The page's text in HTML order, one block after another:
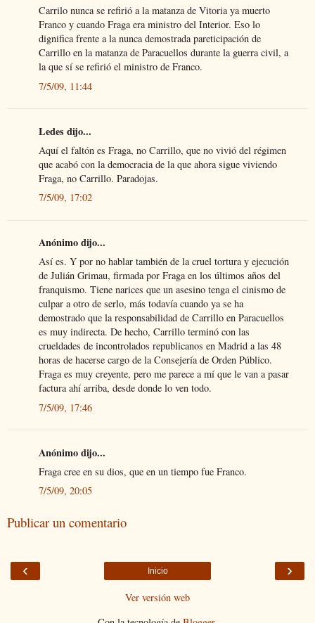
Carrilo nunca se refirió a la matanza de Vitoria ya muerto
Franco y cuando Fraga era ministro del Interior. Eso lo
dignifica frente a la nunca demostrada pareticipación de
Carrillo en la matanza de Paracuellos durante la guerra civil, a
la que sí se refirió el ministro de Franco.
7/5/09, 11:44
Ledes dijo...
Aquí el faltón es Fraga, no Carrillo, que no vivió del régimen
que acabó con la democracia de la que ahora sigue viviendo
Fraga, no Carrillo. Paradojas.
7/5/09, 17:02
Anónimo dijo...
Así es. Y por no hablar también de la cruel tortura y ejecución
de Julián Grimau, firmada por Fraga en los últimos años del
franquismo. Tiene narices que un asesino tenga el cinismo de
culpar a otro de serlo, más todavía cuando ya se ha
demostrado que la responsabilidad de Carrillo en Paracuellos
es muy indirecta. De hecho, Carrillo terminó con las
crueldades de incontrolados republicanos en Madrid a las 48
horas de hacerse cargo de la Consejería de Orden Público.
Fraga es muy creyente, pero me parece a mí que le van a pasar
factura ahí arriba, desde donde lo ven todo.
7/5/09, 17:46
Anónimo dijo...
Fraga cree en su dios, que en un tiempo fue Franco.
7/5/09, 20:05
Publicar un comentario
‹ ›
Inicio
Ver versión web